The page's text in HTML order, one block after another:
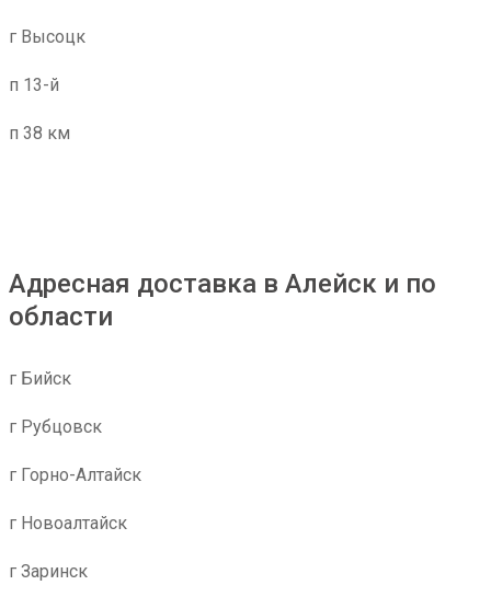
г Высоцк
п 13-й
п 38 км
Адресная доставка в Алейск и по
области
г Бийск
г Рубцовск
г Горно-Алтайск
г Новоалтайск
г Заринск